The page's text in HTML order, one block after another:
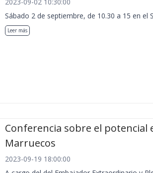
Sábado 2 de septiembre, de 10.30 a 15 en el
Leer más
Conferencia sobre el potencial
Marruecos
2023-09-19 18:00:00